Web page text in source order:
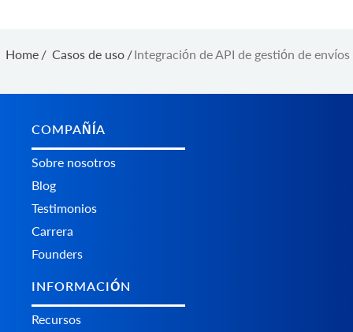
Home / Casos de uso /Integración de API de gestión de envíos
COMPAÑÍA
Sobre nosotros
Blog
Testimonios
Carrera
Founders
INFORMACIÓN
Recursos